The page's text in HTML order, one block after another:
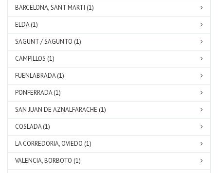
BARCELONA, SANT MARTI (1)
ELDA (1)
SAGUNT / SAGUNTO (1)
CAMPILLOS (1)
FUENLABRADA (1)
PONFERRADA (1)
SAN JUAN DE AZNALFARACHE (1)
COSLADA (1)
LA CORREDORIA, OVIEDO (1)
VALENCIA, BORBOTO (1)